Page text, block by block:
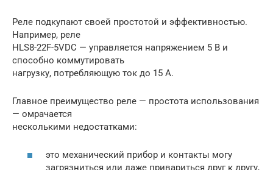
Реле подкупают своей простотой и эффективностью.
Например, реле
HLS8-22F-5VDC — управляется напряжением 5 В и
способно коммутировать
нагрузку, потребляющую ток до 15 А.
Главное преимущество реле — простота использования
— омрачается
несколькими недостатками:
это механический прибор и контакты могу
загрязниться или даже привариться друг к другу,